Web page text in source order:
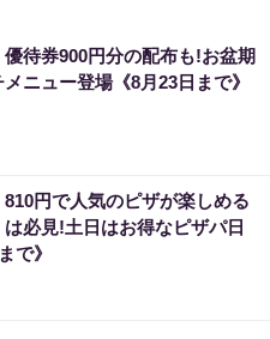
優待券900円分の配布も!お盆期
ニュー登場《8月23日まで》
810円で人気のピザが楽しめる
は必見!土日はお得なピザパ日
で》